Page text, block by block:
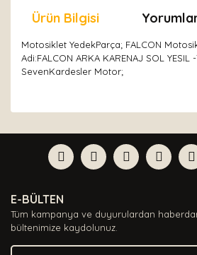
Ürün Bilgisi
Motosiklet YedekParça; FALCON
Adi:FALCON ARKA KARENAJ SOL YESIL
SevenKardesler Motor;
Yorum Yaz
formunu kullanarak tarafımıza
Görüş ve önerileriniz için teşekkür
Ürün açıklamasında eksik bilgiler
Ürün bilgilerinde hatalar bulunuyor.
Ürün fiyatı diğer sitelerden daha
E-BÜLTEN
Tüm kampanya ve duyurulardan
bültenimize kaydolunuz.